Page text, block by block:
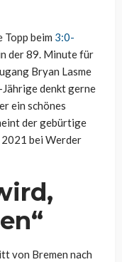
Topp beim 3:0-
der 89. Minute für
Bryan Lasme
denkt gerne
ein schönes
der gebürtige
bei Werder
von Bremen nach